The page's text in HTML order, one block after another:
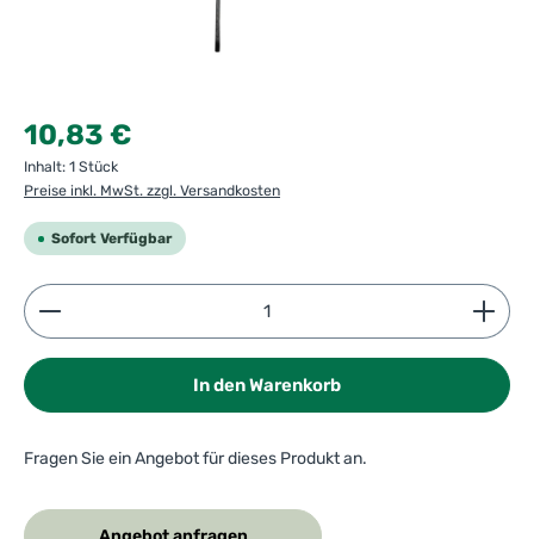
Regulärer Preis:
10,83 €
Inhalt: 1 Stück
Preise inkl. MwSt. zzgl. Versandkosten
Sofort Verfügbar
Produkt Anzahl: Gib den gewünschten Wert ein
In den Warenkorb
Fragen Sie ein Angebot für dieses Produkt an.